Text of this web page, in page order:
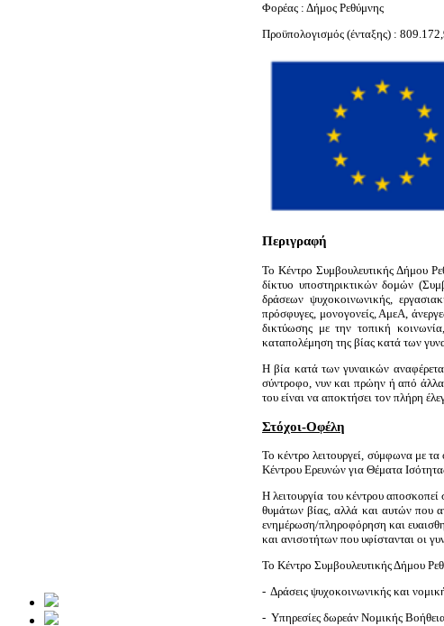
Φορέας : Δήμος Ρεθύμνης
Προϋπολογισμός (ένταξης) :
Περιγραφή
Το Κέντρο Συμβουλευτικής Δήμου
δίκτυο υποστηρικτικών δομών
δράσεων ψυχοκοινωνικής,
πρόσφυγες, μονογονείς, ΑμεΑ,
δικτύωσης με την τοπική
καταπολέμηση της βίας κατά των
Η βία κατά των γυναικών
σύντροφο, νυν και πρώην ή από άλλα
του είναι να αποκτήσει τον πλήρη
Στόχοι-Οφέλη
Το κέντρο λειτουργεί, σύμφωνα με
Κέντρου Ερευνών για Θέματα
Η λειτουργία του κέντρου
θυμάτων βίας, αλλά και αυτών που
ενημέρωση/πληροφόρηση και
και ανισοτήτων που υφίστανται οι
Το Κέντρο Συμβουλευτικής Δήμου
- Δράσεις ψυχοκοινωνικής και
- Υπηρεσίες δωρεάν Νομικής